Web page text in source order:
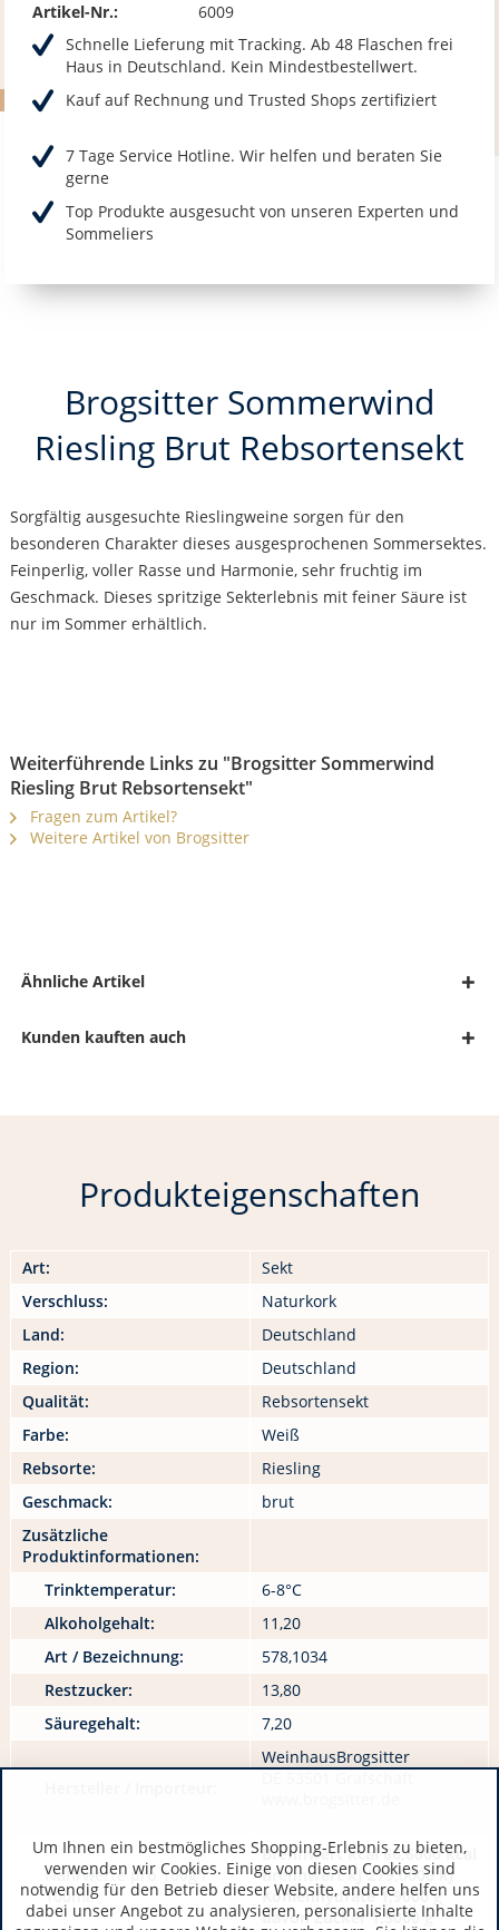
Artikel-Nr.:
6009
Schnelle Lieferung mit Tracking. Ab 48 Flaschen frei
Haus in Deutschland. Kein Mindestbestellwert.
Kauf auf Rechnung und Trusted Shops zertifiziert
7 Tage Service Hotline. Wir helfen und beraten Sie
gerne
Top Produkte ausgesucht von unseren Experten und
Sommeliers
Brogsitter Sommerwind
Riesling Brut Rebsortensekt
Sorgfältig ausgesuchte Rieslingweine sorgen für den
besonderen Charakter dieses ausgesprochenen Sommersektes.
Feinperlig, voller Rasse und Harmonie, sehr fruchtig im
Geschmack. Dieses spritzige Sekterlebnis mit feiner Säure ist
nur im Sommer erhältlich.
Weiterführende Links zu "Brogsitter Sommerwind
Riesling Brut Rebsortensekt"
Fragen zum Artikel?
Weitere Artikel von Brogsitter
Ähnliche Artikel
Kunden kauften auch
Produkteigenschaften
Art:
Sekt
Verschluss:
Naturkork
Land:
Deutschland
Region:
Deutschland
Qualität:
Rebsortensekt
Farbe:
Weiß
Rebsorte:
Riesling
Geschmack:
brut
Zusätzliche
Produktinformationen:
Trinktemperatur:
6-8°C
Alkoholgehalt:
11,20
Art / Bezeichnung:
578,1034
Restzucker:
13,80
Säuregehalt:
7,20
WeinhausBrogsitter
Nährwerte pro 100g /
100ml:
Brennwert kcal 66,6000 kcal
Brennwert kJ 279,0000 kJ
Kohlenhydrate 1,9000 g
davon Zucker 1,3000 g
Um Ihnen ein bestmögliches Shopping-Erlebnis zu bieten,
verwenden wir Cookies. Einige von diesen Cookies sind
notwendig für den Betrieb dieser Website, andere helfen uns
dabei unser Angebot zu analysieren, personalisierte Inhalte